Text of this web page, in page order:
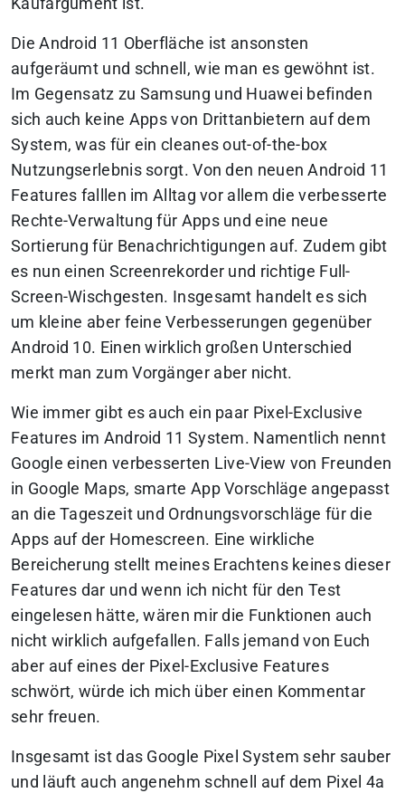
Kaufargument ist.
Die Android 11 Oberfläche ist ansonsten
aufgeräumt und schnell, wie man es gewöhnt ist.
Im Gegensatz zu Samsung und Huawei befinden
sich auch keine Apps von Drittanbietern auf dem
System, was für ein cleanes out-of-the-box
Nutzungserlebnis sorgt. Von den neuen Android 11
Features falllen im Alltag vor allem die verbesserte
Rechte-Verwaltung für Apps und eine neue
Sortierung für Benachrichtigungen auf. Zudem gibt
es nun einen Screenrekorder und richtige Full-
Screen-Wischgesten. Insgesamt handelt es sich
um kleine aber feine Verbesserungen gegenüber
Android 10. Einen wirklich großen Unterschied
merkt man zum Vorgänger aber nicht.
Wie immer gibt es auch ein paar Pixel-Exclusive
Features im Android 11 System. Namentlich nennt
Google einen verbesserten Live-View von Freunden
in Google Maps, smarte App Vorschläge angepasst
an die Tageszeit und Ordnungsvorschläge für die
Apps auf der Homescreen. Eine wirkliche
Bereicherung stellt meines Erachtens keines dieser
Features dar und wenn ich nicht für den Test
eingelesen hätte, wären mir die Funktionen auch
nicht wirklich aufgefallen. Falls jemand von Euch
aber auf eines der Pixel-Exclusive Features
schwört, würde ich mich über einen Kommentar
sehr freuen.
Insgesamt ist das Google Pixel System sehr sauber
und läuft auch angenehm schnell auf dem Pixel 4a